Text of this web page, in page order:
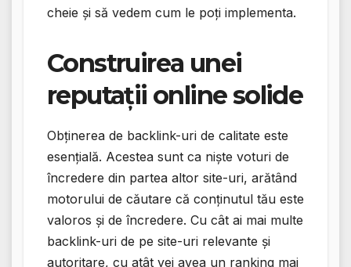
cheie și să vedem cum le poți implementa.
Construirea unei
reputații online solide
Obținerea de backlink-uri de calitate este
esențială. Acestea sunt ca niște voturi de
încredere din partea altor site-uri, arătând
motorului de căutare că conținutul tău este
valoros și de încredere. Cu cât ai mai multe
backlink-uri de pe site-uri relevante și
autoritare, cu atât vei avea un ranking mai